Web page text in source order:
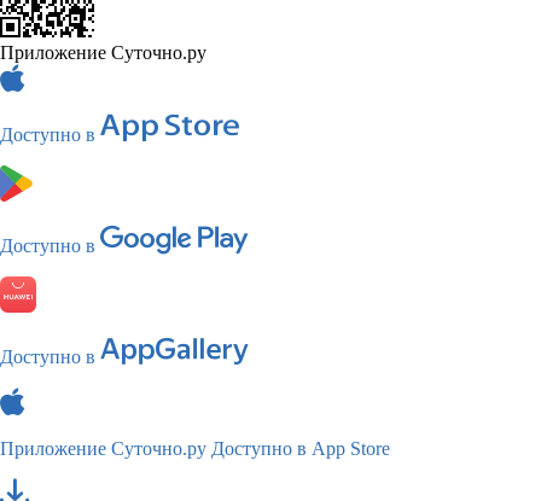
Приложение Суточно.ру
Доступно в
Доступно в
Доступно в
Приложение Суточно.ру Доступно в App Store